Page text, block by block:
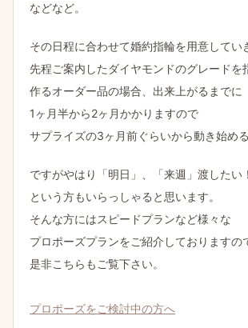
などなど。
その​日程に​合わせて​婚約指輪を​用意してい
先程ご案内した​ダイヤモンドの​グレードを​
作る​オーダー品の​場合、​出来上がるまでに
1ヶ月半から​2ヶ月かかりますので
サプライズの​3ヶ月前ぐらいから​動き​始める
ですが​やはり​「明日」、​「来週」渡したい！
と​いう​方も​いらっしゃると​思います。
そんな​方には​スピードプランなど​様々な
プロポーズプランを​ご紹介しておりますの
是非こちらも​ご覧下さい。
プロポーズを​ご検討中の​方​へ